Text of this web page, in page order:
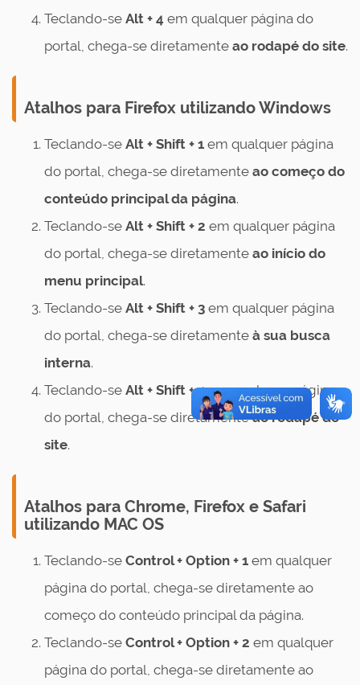
Teclando-se Alt + 4 em qualquer página do
portal, chega-se diretamente ao rodapé do site.
Atalhos para Firefox utilizando Windows
Teclando-se Alt + Shift + 1 em qualquer página
do portal, chega-se diretamente ao começo do
conteúdo principal da página.
Teclando-se Alt + Shift + 2 em qualquer página
do portal, chega-se diretamente ao início do
menu principal.
Teclando-se Alt + Shift + 3 em qualquer página
do portal, chega-se diretamente à sua busca
interna.
Teclando-se Alt + Shift + 4 em qualquer página
do portal, chega-se diretamente ao rodapé do
site.
Atalhos para Chrome, Firefox e Safari
utilizando MAC OS
Teclando-se Control + Option + 1 em qualquer
página do portal, chega-se diretamente ao
começo do conteúdo principal da página.
Teclando-se Control+ Option + 2 em qualquer
página do portal, chega-se diretamente ao